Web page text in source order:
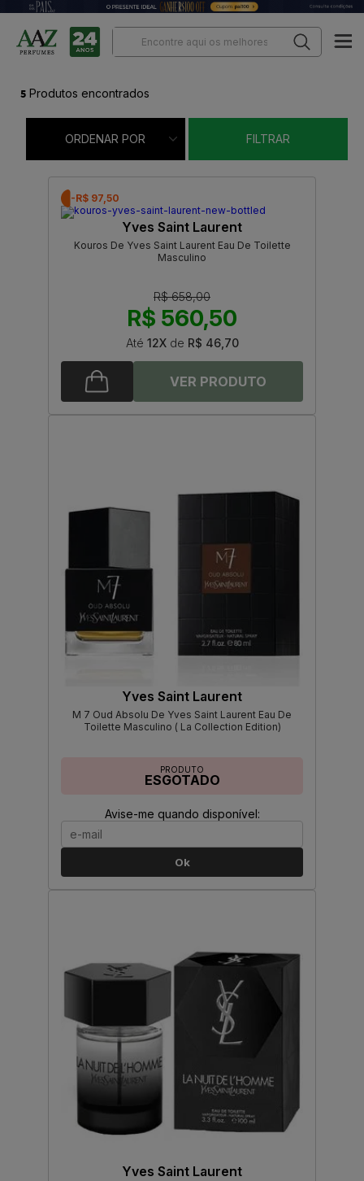
5 Produtos encontrados
ORDENAR POR FILTRAR
-R$ 97,50
Yves Saint Laurent
Kouros De Yves Saint Laurent Eau De Toilette
Masculino
R$ 658,00
R$ 560,50
Até 12Xde R$ 46,70
Yves Saint Laurent
M 7 Oud Absolu De Yves Saint Laurent Eau De
Toilette Masculino ( La Collection Edition)
PRODUTO
ESGOTADO
Avise-me quando disponível:
Ok
Yves Saint Laurent